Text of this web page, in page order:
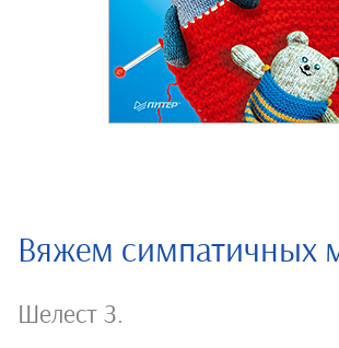
Вяжем симпатичных
Шелест З.